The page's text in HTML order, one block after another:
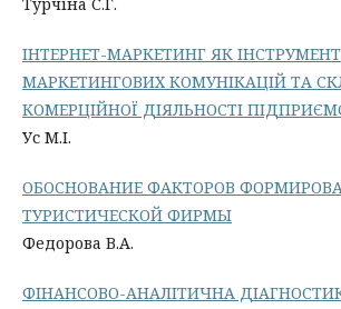
ІНТЕРНЕТ-МАРКЕТИНГ ЯК ІНСТРУМЕНТ
МАРКЕТИНГОВИХ КОМУНІКАЦІЙ ТА
КОМЕРЦІЙНОЇ ДІЯЛЬНОСТІ
Ус М.І.
ОБОСНОВАНИЕ ФАКТОРОВ
ТУРИСТИЧЕСКОЙ ФИРМЫ
Федорова В.А.
ФІНАНСОВО-АНАЛІТИЧНА